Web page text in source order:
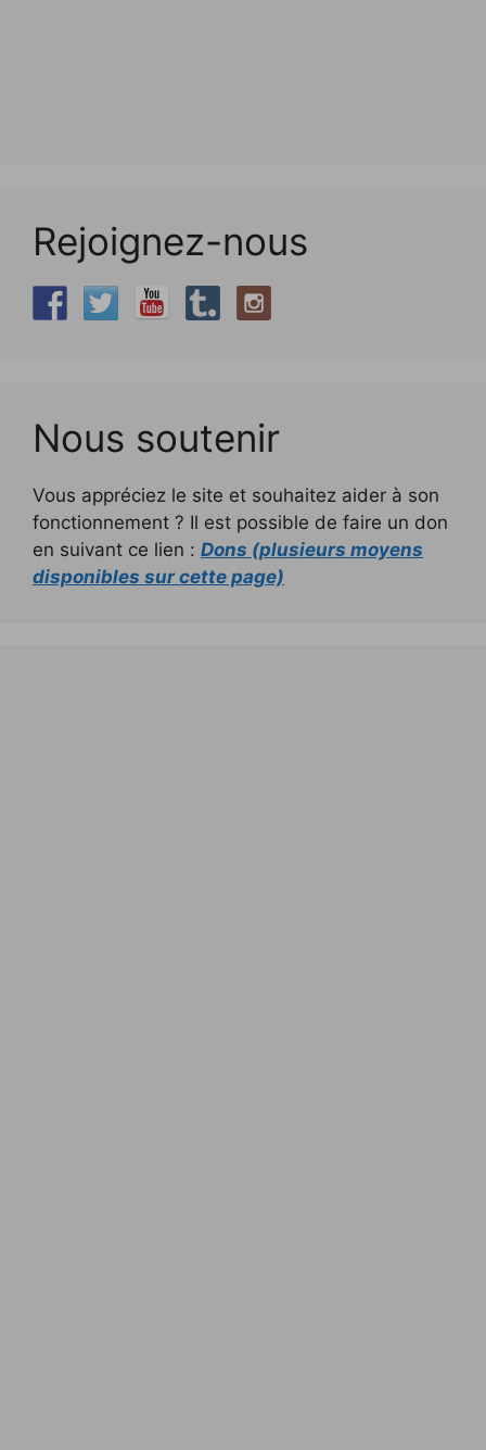
Rejoignez-nous
Nous soutenir
Vous appréciez le site et souhaitez aider à son
fonctionnement ? Il est possible de faire un don
en suivant ce lien : Dons (plusieurs moyens
disponibles sur cette page)